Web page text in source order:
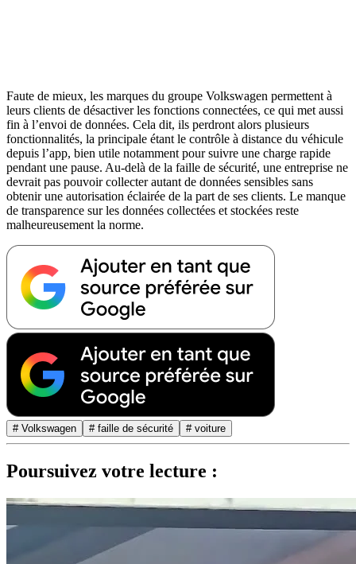
Faute de mieux, les marques du groupe Volkswagen permettent à
leurs clients de désactiver les fonctions connectées, ce qui met aussi
fin à l’envoi de données. Cela dit, ils perdront alors plusieurs
fonctionnalités, la principale étant le contrôle à distance du véhicule
depuis l’app, bien utile notamment pour suivre une charge rapide
pendant une pause. Au-delà de la faille de sécurité, une entreprise ne
devrait pas pouvoir collecter autant de données sensibles sans
obtenir une autorisation éclairée de la part de ses clients. Le manque
de transparence sur les données collectées et stockées reste
malheureusement la norme.
# Volkswagen # faille de sécurité # voiture
Poursuivez votre lecture :